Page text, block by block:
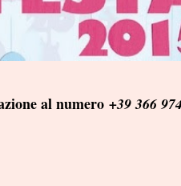
al numero +39 366